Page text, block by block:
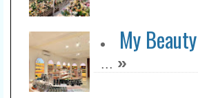
My Beauty
... »